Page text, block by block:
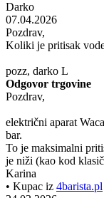
Darko
07.04.2026
Pozdrav,
Koliki je pritisak
pozz, darko L
Odgovor trgovine
Pozdrav,
električni aparat
bar.
To je maksimalni
je niži (kao kod
Karina
• Kupac iz 4barista.pl